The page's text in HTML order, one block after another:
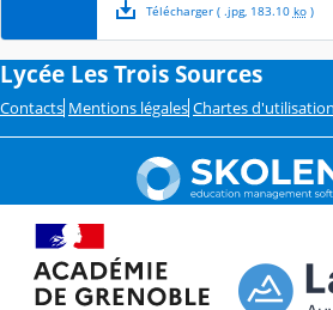
Télécharger( .jpg, 183.10 ko)
Lycée Les Trois Sources
Contacts Mentions légales Chartes d'utilisation